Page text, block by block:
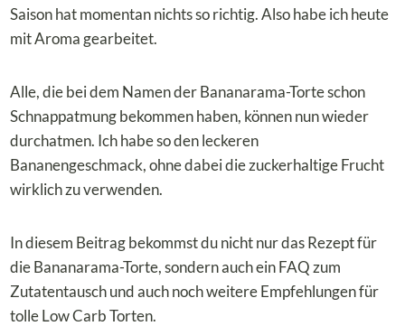
Saison hat momentan nichts so richtig. Also habe ich heute
mit Aroma gearbeitet.
Alle, die bei dem Namen der Bananarama-Torte schon
Schnappatmung bekommen haben, können nun wieder
durchatmen. Ich habe so den leckeren
Bananengeschmack, ohne dabei die zuckerhaltige Frucht
wirklich zu verwenden.
In diesem Beitrag bekommst du nicht nur das Rezept für
die Bananarama-Torte, sondern auch ein FAQ zum
Zutatentausch und auch noch weitere Empfehlungen für
tolle Low Carb Torten.